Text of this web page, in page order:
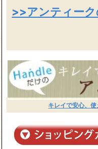
>>アンティー
キレイで安心、